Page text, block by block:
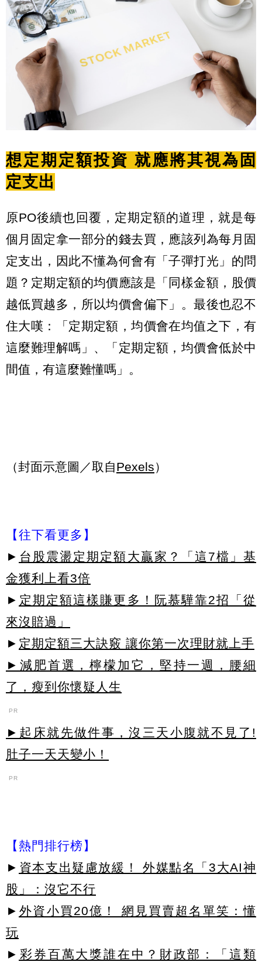
想定期定額投資 就應將其視為固
定支出
原PO後續也回覆，定期定額的道理，就是每
個月固定拿一部分的錢去買，應該列為每月固
定支出，因此不懂為何會有「子彈打光」的問
題？定期定額的均價應該是「同樣金額，股價
越低買越多，所以均價會偏下」。最後也忍不
住大嘆：「定期定額，均價會在均值之下，有
這麼難理解嗎」、「定期定額，均價會低於中
間值，有這麼難懂嗎」。
（封面示意圖／取自Pexels）
【往下看更多】
► 台股震盪定期定額大贏家？「這7檔」基
金獲利上看3倍
► 定期定額這樣賺更多！阮慕驊靠2招「從
來沒賠過」
► 定期定額三大訣竅 讓你第一次理財就上手
►減肥首選，檸檬加它，堅持一週，腰細
了，瘦到你懷疑人生
PR
►起床就先做件事，沒三天小腹就不見了!
肚子一天天變小！
PR
【熱門排行榜】
► 資本支出疑慮放緩！ 外媒點名「3大AI神
股」：沒它不行
► 外資小買20億！ 網見買賣超名單笑：懂
玩
► 彩券百萬大獎誰在中？財政部：「這類